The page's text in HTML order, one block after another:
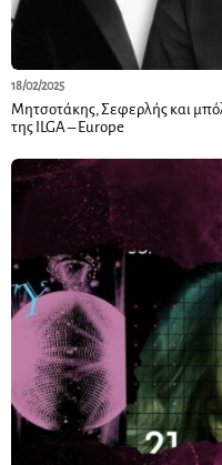
18/02/2025
Μητσοτάκης, Σεφερλής και
της ILGA – Europe